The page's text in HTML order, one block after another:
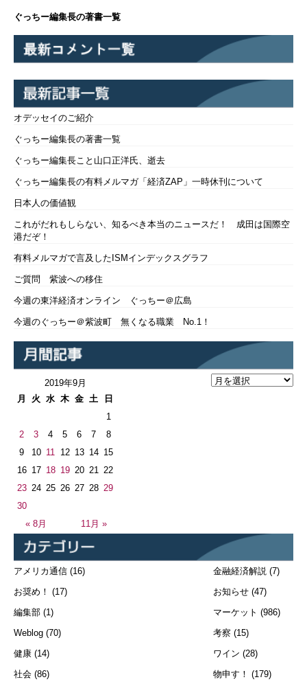
ぐっちー編集長の著書一覧
オデッセイのご紹介
ぐっちー編集長の著書一覧
ぐっちー編集長こと山口正洋氏、逝去
ぐっちー編集長の有料メルマガ「経済ZAP」一時休刊について
日本人の価値観
これがだれもしらない、知るべき本当のニュースだ！ 成田は国際空
港だぞ！
有料メルマガで言及したISMインデックスグラフ
ご質問 紫波への移住
今週の東洋経済オンライン ぐっちー＠広島
今週のぐっちー＠紫波町 無くなる職業 No.1！
2019年9月
月
火 水 木 金 土 日
« 8月 11月 »
1
2
3 4 5 6 7
8
9
10 11 12 13 14 15
16 17 18 19 20 21
22
23 24 25 26 27 28 29
30
アメリカ通信 (16)
お奨め！ (17)
編集部 (1)
Weblog (70)
健康 (14)
社会 (86)
金融経済解説 (7)
お知らせ (47)
マーケット (986)
考察 (15)
ワイン (28)
物申す！ (179)